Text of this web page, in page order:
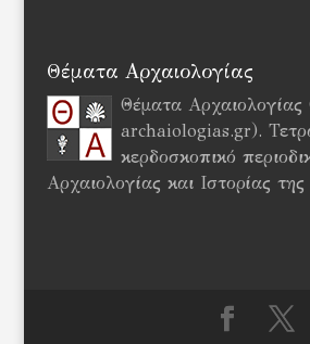
Θέματα Αρχαιολογίας
Θέματα
archaiologias.gr).
κερδοσκοπικό
Αρχαιολογίας και Ιστορίας